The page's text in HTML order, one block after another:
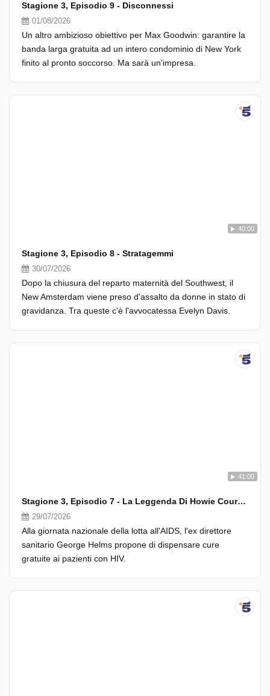
Stagione 3, Episodio 9 - Disconnessi
01/08/2026
Un altro ambizioso obiettivo per Max Goodwin: garantire la
banda larga gratuita ad un intero condominio di New York
finito al pronto soccorso. Ma sarà un'impresa.
40:00
Stagione 3, Episodio 8 - Stratagemmi
30/07/2026
Dopo la chiusura del reparto maternità del Southwest, il
New Amsterdam viene preso d'assalto da donne in stato di
gravidanza. Tra queste c'è l'avvocatessa Evelyn Davis.
41:00
Stagione 3, Episodio 7 - La Leggenda Di Howie Cournemeyer
29/07/2026
Alla giornata nazionale della lotta all'AIDS, l'ex direttore
sanitario George Helms propone di dispensare cure
gratuite ai pazienti con HIV.